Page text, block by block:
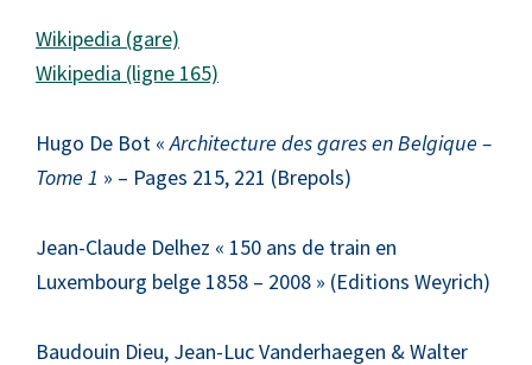
Wikipedia (gare)
Wikipedia (ligne 165)
Hugo De Bot «Architecture des gares en Belgique –
Tome 1 » – Pages 215, 221 (Brepols)
Jean-Claude Delhez « 150 ans de train en
Luxembourg belge 1858 – 2008 » (Editions Weyrich)
Baudouin Dieu, Jean-Luc Vanderhaegen & Walter